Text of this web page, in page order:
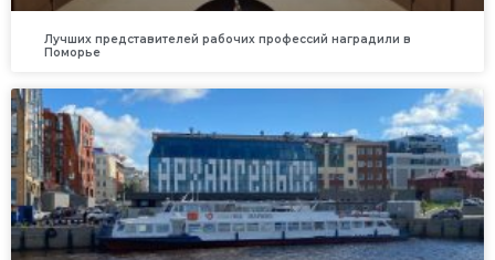
Лучших представителей рабочих профессий наградили в
Поморье